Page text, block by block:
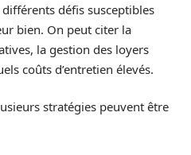
défis susceptibles
bien. On peut citer la
la gestion des loyers
coûts d’entretien élevés.
stratégies peuvent être